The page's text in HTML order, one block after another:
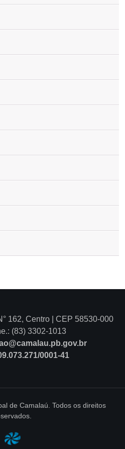
162, Centro | CEP 58530-000
(83) 3302-1013
0001-41
de Camalaú. Todos os direitos